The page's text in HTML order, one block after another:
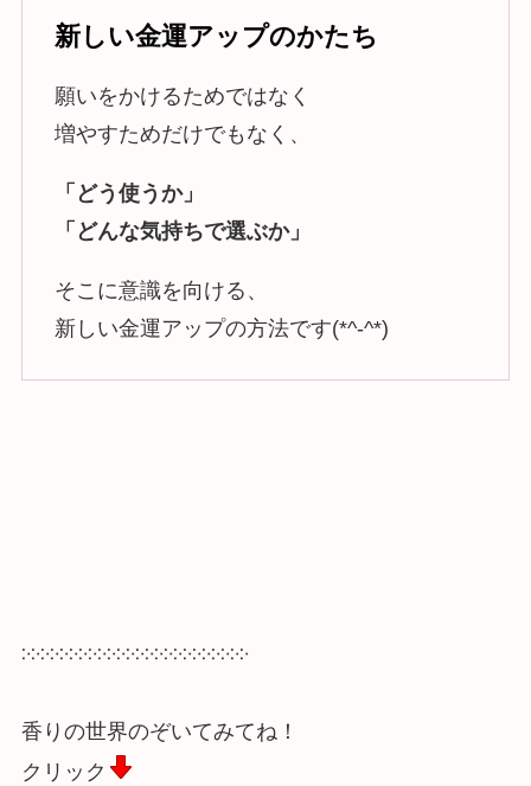
新しい金運アップのかたち
願いをかけるためではなく
増やすためだけでもなく、
「どう使うか」
「どんな気持ちで選ぶか」
そこに意識を向ける、
新しい金運アップの方法です(*^-^*)
჻჻჻჻჻჻჻჻჻჻჻჻჻჻჻჻჻჻჻჻჻჻჻჻
香りの世界のぞいてみてね！
クリック